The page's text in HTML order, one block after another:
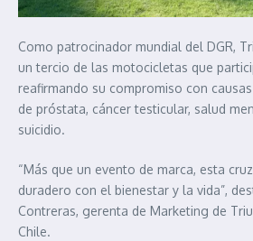
Como patrocinador mundial del DGR,
un tercio de las motocicletas que
reafirmando su compromiso con
de próstata, cáncer testicular, salud
suicidio.
“Más que un evento de marca, esta
duradero con el bienestar y la vida”,
Contreras, gerenta de Marketing de
Chile.